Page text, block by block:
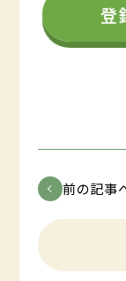
登
前の記事